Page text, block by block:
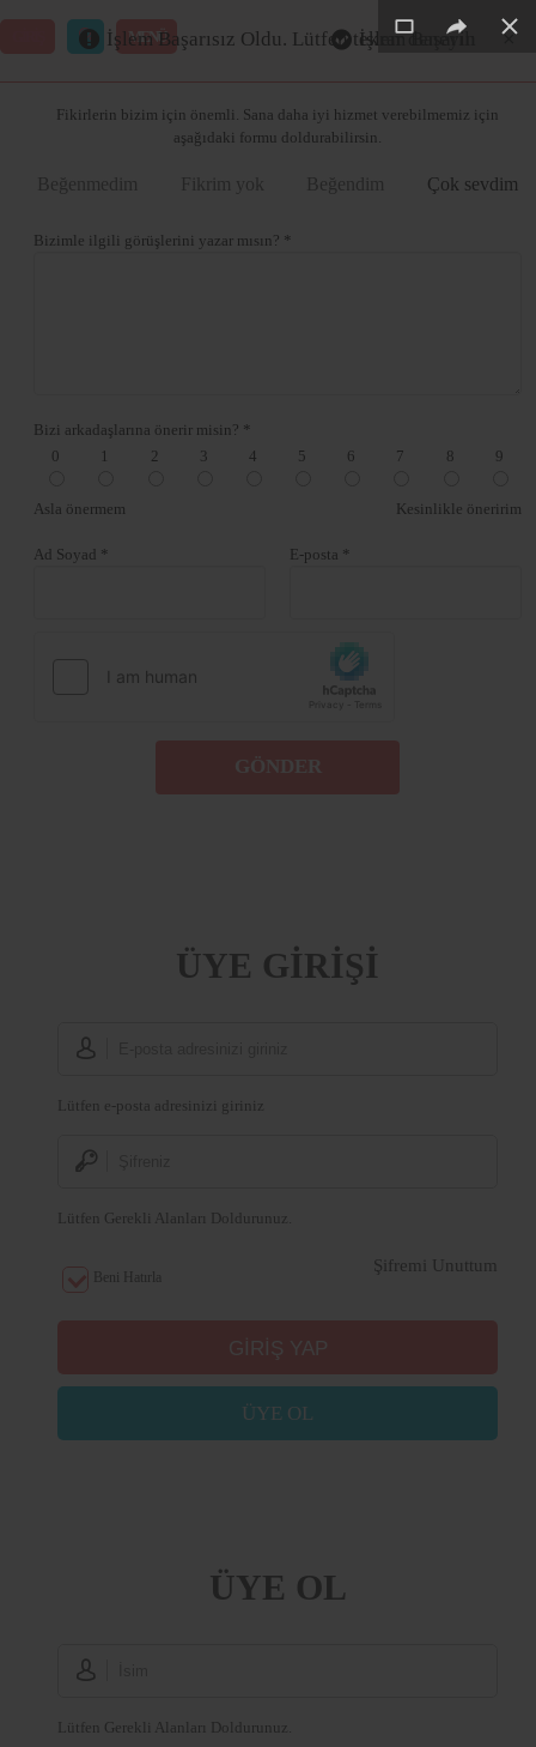
MENÜ
Fikirlerin bizim için önemli. Sana daha iyi hizmet verebilmemiz için
aşağıdaki formu doldurabilirsin.
Beğenmedim Fikrim yok Beğendim Çok sevdim
Bizimle ilgili görüşlerini yazar mısın? *
Bizi arkadaşlarına önerir misin? *
0
1 2 3 4 5 6 7 8 9
Asla önermem Kesinlikle öneririm
Ad Soyad * E-posta *
×
ÜYE GİRİŞİ
Lütfen e-posta adresinizi giriniz
Lütfen Gerekli Alanları Doldurunuz.
Beni Hatırla
Şifremi Unuttum
ÜYE OL
×
ÜYE OL
Lütfen Gerekli Alanları Doldurunuz.
×
×
İşlem Başarılı ×
İşlem Başarısız Oldu. Lütfen tekrar deneyin ×